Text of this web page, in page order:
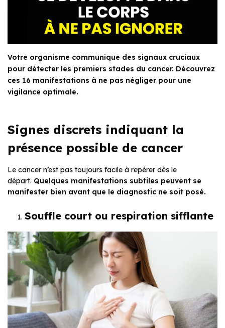
Votre organisme communique des signaux cruciaux
pour détecter les premiers stades du cancer. Découvrez
ces 16 manifestations à ne pas négliger pour une
vigilance optimale.
Signes discrets indiquant la
présence possible de cancer
Le cancer n’est pas toujours facile à repérer dès le
départ. Quelques manifestations subtiles peuvent se
manifester bien avant que le diagnostic ne soit posé.
Souffle court ou respiration sifflante